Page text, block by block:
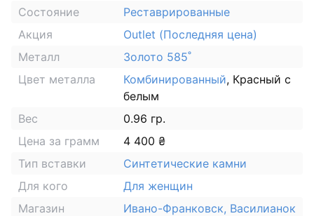
Состояние
Реставрированные
Акция
Outlet (Последняя цена)
Металл
Золото 585˚
Цвет металла
Комбинированный, Красный с
белым
Вес
0.96 гр.
Цена за грамм
4 400 ₴
Тип вставки
Синтетические камни
Для кого
Для женщин
Магазин
Ивано-Франковск, Василианок